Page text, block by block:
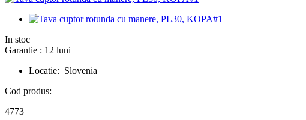
In stoc
Garantie : 12 luni
Locatie: Slovenia
Cod produs:
4773